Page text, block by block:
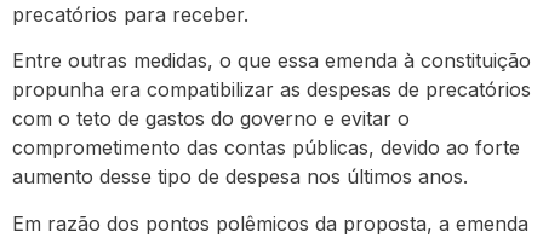
precatórios para receber.
Entre outras medidas, o que essa emenda à constituição
propunha era compatibilizar as despesas de precatórios
com o teto de gastos do governo e evitar o
comprometimento das contas públicas, devido ao forte
aumento desse tipo de despesa nos últimos anos.
Em razão dos pontos polêmicos da proposta, a emenda